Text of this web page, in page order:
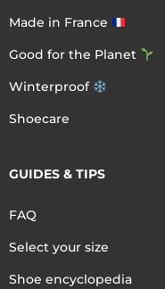
Made in France
Good for the Planet
Winterproof
Shoecare
GUIDES & TIPS
FAQ
Select your size
Shoe encyclopedia